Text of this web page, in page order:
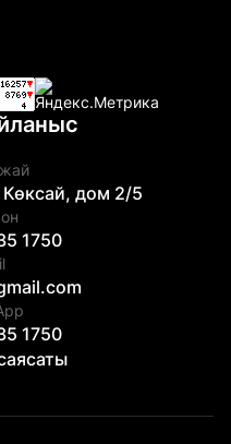
дом 2/5
1750
1750